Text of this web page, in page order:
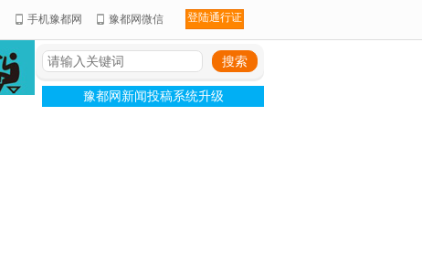
手机豫都网 豫都网微信 登陆通行证
豫都网新闻投稿系统升级